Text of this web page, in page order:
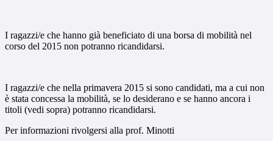
I ragazzi/e che hanno già beneficiato di una borsa di mobilità nel
corso del 2015 non potranno ricandidarsi.
I ragazzi/e che nella primavera 2015 si sono candidati, ma a cui non
è stata concessa la mobilità, se lo desiderano e se hanno ancora i
titoli (vedi sopra) potranno ricandidarsi.
Per informazioni rivolgersi alla prof. Minotti